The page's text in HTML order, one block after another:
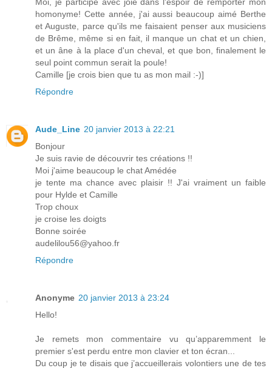
Moi, je participe avec joie dans l'espoir de remporter mon
homonyme! Cette année, j'ai aussi beaucoup aimé Berthe
et Auguste, parce qu'ils me faisaient penser aux musiciens
de Brême, même si en fait, il manque un chat et un chien,
et un âne à la place d'un cheval, et que bon, finalement le
seul point commun serait la poule!
Camille [je crois bien que tu as mon mail :-)]
Répondre
Aude_Line 20 janvier 2013 à 22:21
Bonjour
Je suis ravie de découvrir tes créations !!
Moi j'aime beaucoup le chat Amédée
je tente ma chance avec plaisir !! J'ai vraiment un faible
pour Hylde et Camille
Trop choux
je croise les doigts
Bonne soirée
audelilou56@yahoo.fr
Répondre
Anonyme 20 janvier 2013 à 23:24
Hello!
Je remets mon commentaire vu qu’apparemment le
premier s'est perdu entre mon clavier et ton écran...
Du coup je te disais que j’accueillerais volontiers une de tes